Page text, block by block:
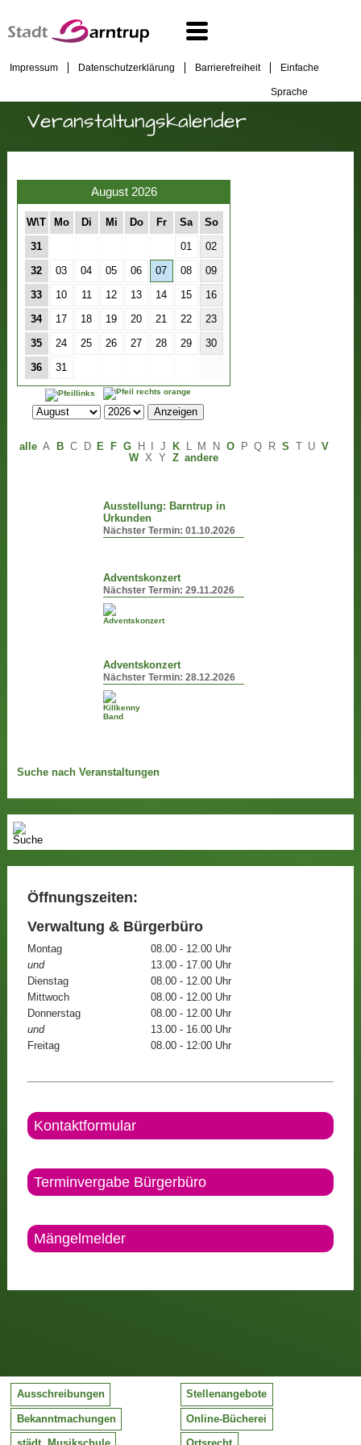
Impressum Datenschutzerklärung Barrierefreiheit Einfache
Sprache
Veranstaltungskalender
August 2026
W\T Mo Di Mi Do Fr Sa So
31 01 02
32 03 04 05 06 07 08 09
33 10 11 12 13 14 15 16
34 17 18 19 20 21 22 23
35 24 25 26 27 28 29 30
36 31
alle A B C D E F G H J K L M N O P Q R S U V
W X Y Z andere
Ausstellung: Barntrup in
Urkunden
Nächster Termin:01.10.2026
Adventskonzert
Nächster Termin:29.11.2026
Adventskonzert
Nächster Termin:28.12.2026
Suche nach Veranstaltungen
Öffnungszeiten:
Verwaltung & Bürgerbüro
Montag
08.00 - 12.00 Uhr
und
13.00 - 17.00 Uhr
Dienstag
08.00 - 12.00 Uhr
Mittwoch
08.00 - 12.00 Uhr
Donnerstag
08.00 - 12.00 Uhr
und
13.00 - 16.00 Uhr
Freitag
08.00 - 12:00 Uhr
Kontaktformular
Terminvergabe Bürgerbüro
Mängelmelder
Ausschreibungen Stellenangebote
Bekanntmachungen Online-Bücherei